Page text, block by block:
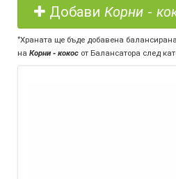
Добави Корни -
*Храната ще бъде добавена
на Корни - кокос от Балансатора след